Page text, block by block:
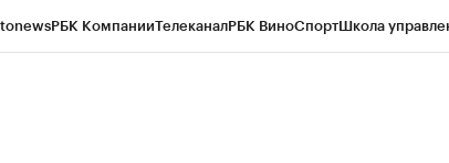
РБК КомпанииТелеканалРБК ВиноСпортШкола